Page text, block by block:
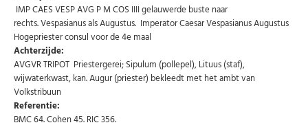
Abonneer u op onze nieuwsbrief
IMP CAES VESP AVG P M COS IIII gelauwerde buste naar
rechts. Vespasianus als Augustus. Imperator Caesar Vespasianus Augustus
Hogepriester consul voor de 4e maal
Achterzijde:
AVGVR TRIPOT Priestergerei; Sipulum (pollepel), Lituus (staf),
wijwaterkwast, kan. Augur (priester) bekleedt met het ambt van
Volkstribuun
Referentie:
BMC 64. Cohen 45. RIC 356.